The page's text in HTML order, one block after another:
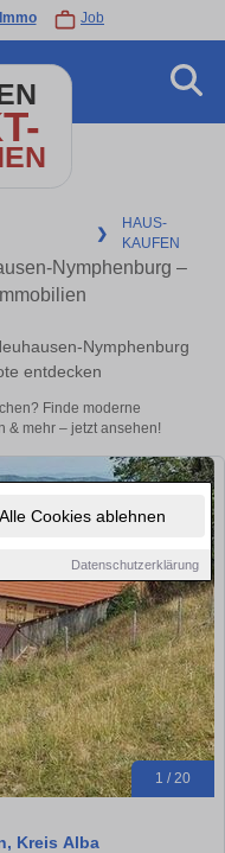
Alle Cookies ablehnen
Datenschutzerklärung
Immo Job
❯
HAUS-
KAUFEN
Nymphenburg –
Nymphenburg
entdecken
Finde moderne
& mehr – jetzt ansehen!
1 / 20
Kreis Alba